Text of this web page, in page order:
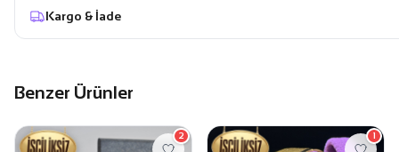
Kargo & İade
Benzer Ürünler
2 1